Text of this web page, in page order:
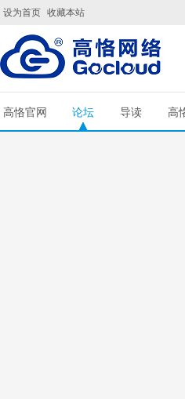
设为首页 收藏本站
高恪官网 论坛 导读 高